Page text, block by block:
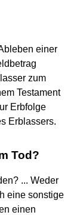
einer
zum
Testament
Erbfolge
Erblassers.
Tod?
... Weder
eine sonstige
einen